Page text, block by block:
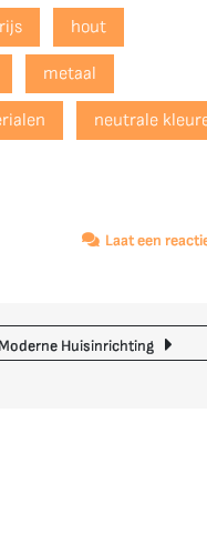
hout
metaal
neutrale
Laat een
Huisinrichting